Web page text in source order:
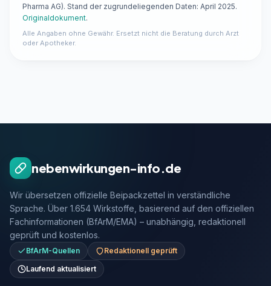
Pharma AG). Stand der zugrundeliegenden Daten: April 2025.
Originaldokument.
Alle Angaben ohne Gewähr. Ersetzt nicht die Beratung durch Arzt
oder Apotheker.
nebenwirkungen-info.de
Wir übersetzen offizielle Beipackzettel in verständliche
Sprache. Über 1.654 Wirkstoffe, basierend auf den offiziellen
Fachinformationen (BfArM/EMA) – unabhängig, redaktionell
geprüft und kostenlos.
BfArM-Quellen
Redaktionell geprüft
Laufend aktualisiert